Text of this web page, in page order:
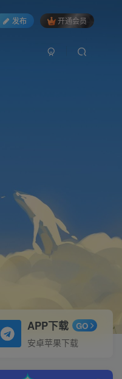
发布 开通会员
APP下载 GO
安卓苹果下载